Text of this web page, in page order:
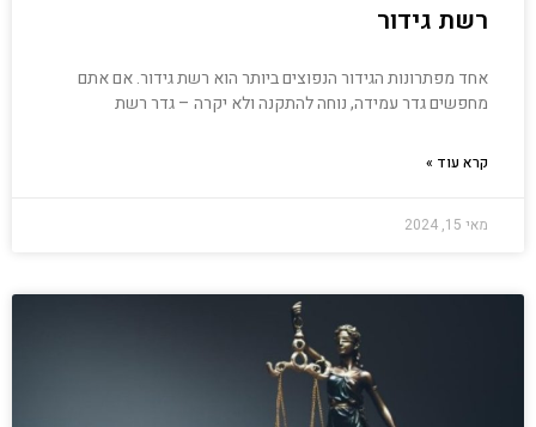
רשת גידור
אחד מפתרונות הגידור הנפוצים ביותר הוא רשת גידור. אם אתם
מחפשים גדר עמידה, נוחה להתקנה ולא יקרה – גדר רשת
קרא עוד »
מאי 15, 2024